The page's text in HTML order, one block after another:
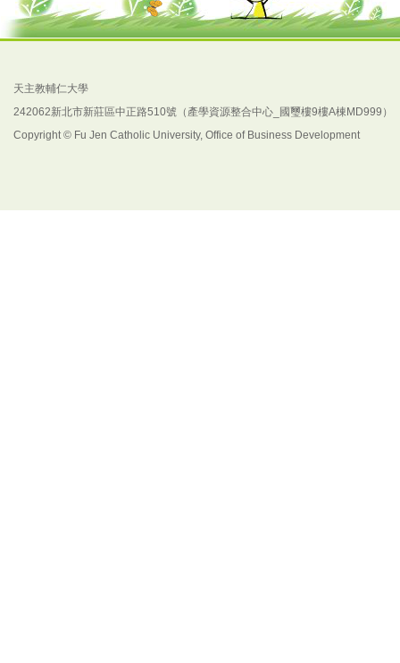
天主教輔仁大學
242062新北市新莊區中正路510號（產學資源整合中心_國璽樓9樓A棟MD999）
Copyright © Fu Jen Catholic University, Office of Business Development